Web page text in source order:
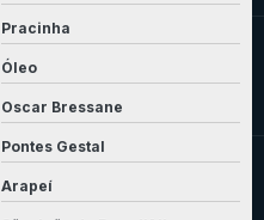
Pracinha
Óleo
Oscar Bressane
Pontes Gestal
Arapeí